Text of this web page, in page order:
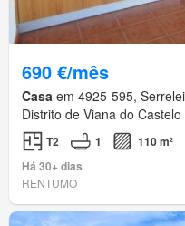
690 €/mês
Casa em 4925-595,
Distrito de Viana do Castelo
T2 1
110 m²
Há 30+ dias
RENTUMO